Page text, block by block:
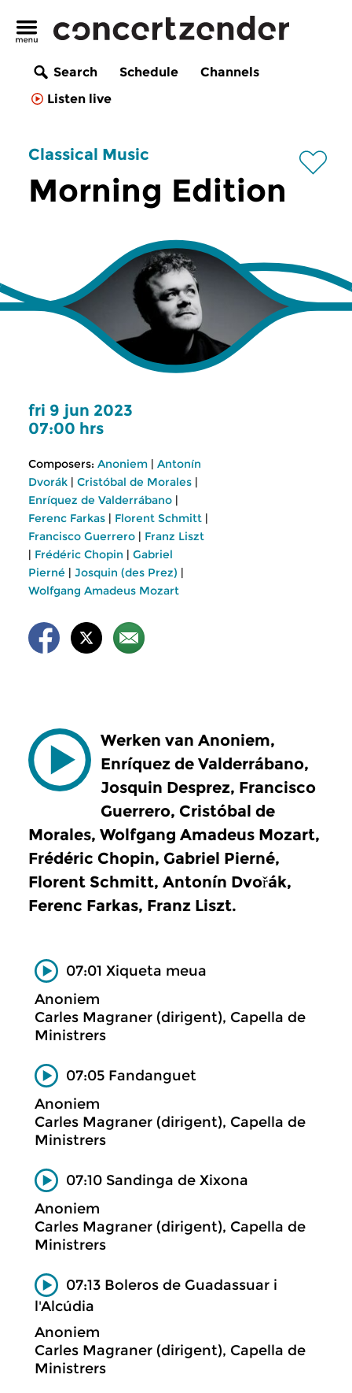
Search Schedule
Channels
Listen live
Classical Music
Morning Edition
fri 9 jun 2023
07:00 hrs
Composers: Anoniem | Antonín
Dvorák | Cristóbal de Morales |
Enríquez de Valderrábano |
Ferenc Farkas | Florent Schmitt |
Francisco Guerrero | Franz Liszt
| Frédéric Chopin | Gabriel
Pierné | Josquin (des Prez) |
Wolfgang Amadeus Mozart
Werken van Anoniem,
Enríquez de Valderrábano,
Josquin Desprez, Francisco
Guerrero, Cristóbal de
Morales, Wolfgang Amadeus Mozart,
Frédéric Chopin, Gabriel Pierné,
Florent Schmitt, Antonín Dvořák,
Ferenc Farkas, Franz Liszt.
07:01 Xiqueta meua
Anoniem
Carles Magraner (dirigent), Capella de
Ministrers
07:05 Fandanguet
Anoniem
Carles Magraner (dirigent), Capella de
Ministrers
07:10 Sandinga de Xixona
Anoniem
Carles Magraner (dirigent), Capella de
Ministrers
07:13 Boleros de Guadassuar i
l'Alcúdia
Anoniem
Carles Magraner (dirigent), Capella de
Ministrers